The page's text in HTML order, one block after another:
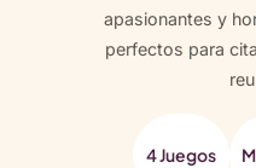
apasionantes y
perfectos para
4 Juegos